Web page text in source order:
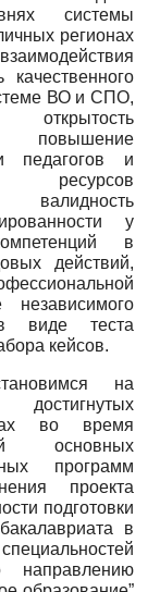
системы
регионах
качественного
ВО и СПО,
открытость
повышение
педагогов и
ресурсов
валидность
у
в
действий,
в виде теста
кейсов.
на
достигнутых
во время
основных
программ
проекта
подготовки
в
направлению